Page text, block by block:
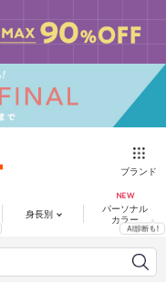
ブランド
身長別
パーソナル
カラー